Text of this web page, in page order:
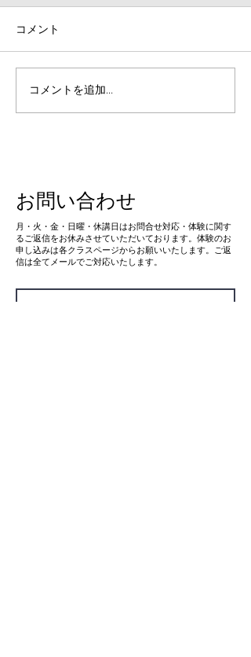
【競技者必見！】試合前
の調整練習について
コメント
コメントを追加…
お問い合わせ
​月・火・金・日曜・休講日はお問合せ対応・体験に関す
るご返信をお休みさせていただいております。体験のお
申し込みは各クラスページからお願いいたします。ご返
信は全てメールでご対応いたします。